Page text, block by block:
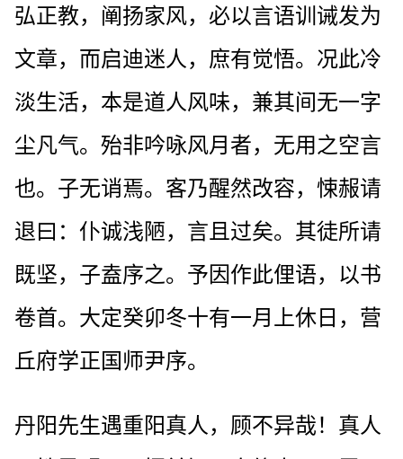
弘正教，阐扬家风，必以言语训诫发为
文章，而启迪迷人，庶有觉悟。况此冷
淡生活，本是道人风味，兼其间无一字
尘凡气。殆非吟咏风月者，无用之空言
也。子无诮焉。客乃醒然改容，悚赧请
退曰：仆诚浅陋，言且过矣。其徒所请
既坚，子盍序之。予因作此俚语，以书
卷首。大定癸卯冬十有一月上休日，营
丘府学正国师尹序。
丹阳先生遇重阳真人，顾不异哉！真人